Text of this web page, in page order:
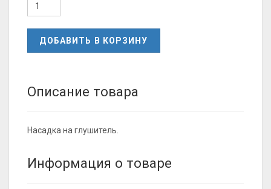
ДОБАВИТЬ В КОРЗИНУ
Описание товара
Насадка на глушитель.
Информация о товаре